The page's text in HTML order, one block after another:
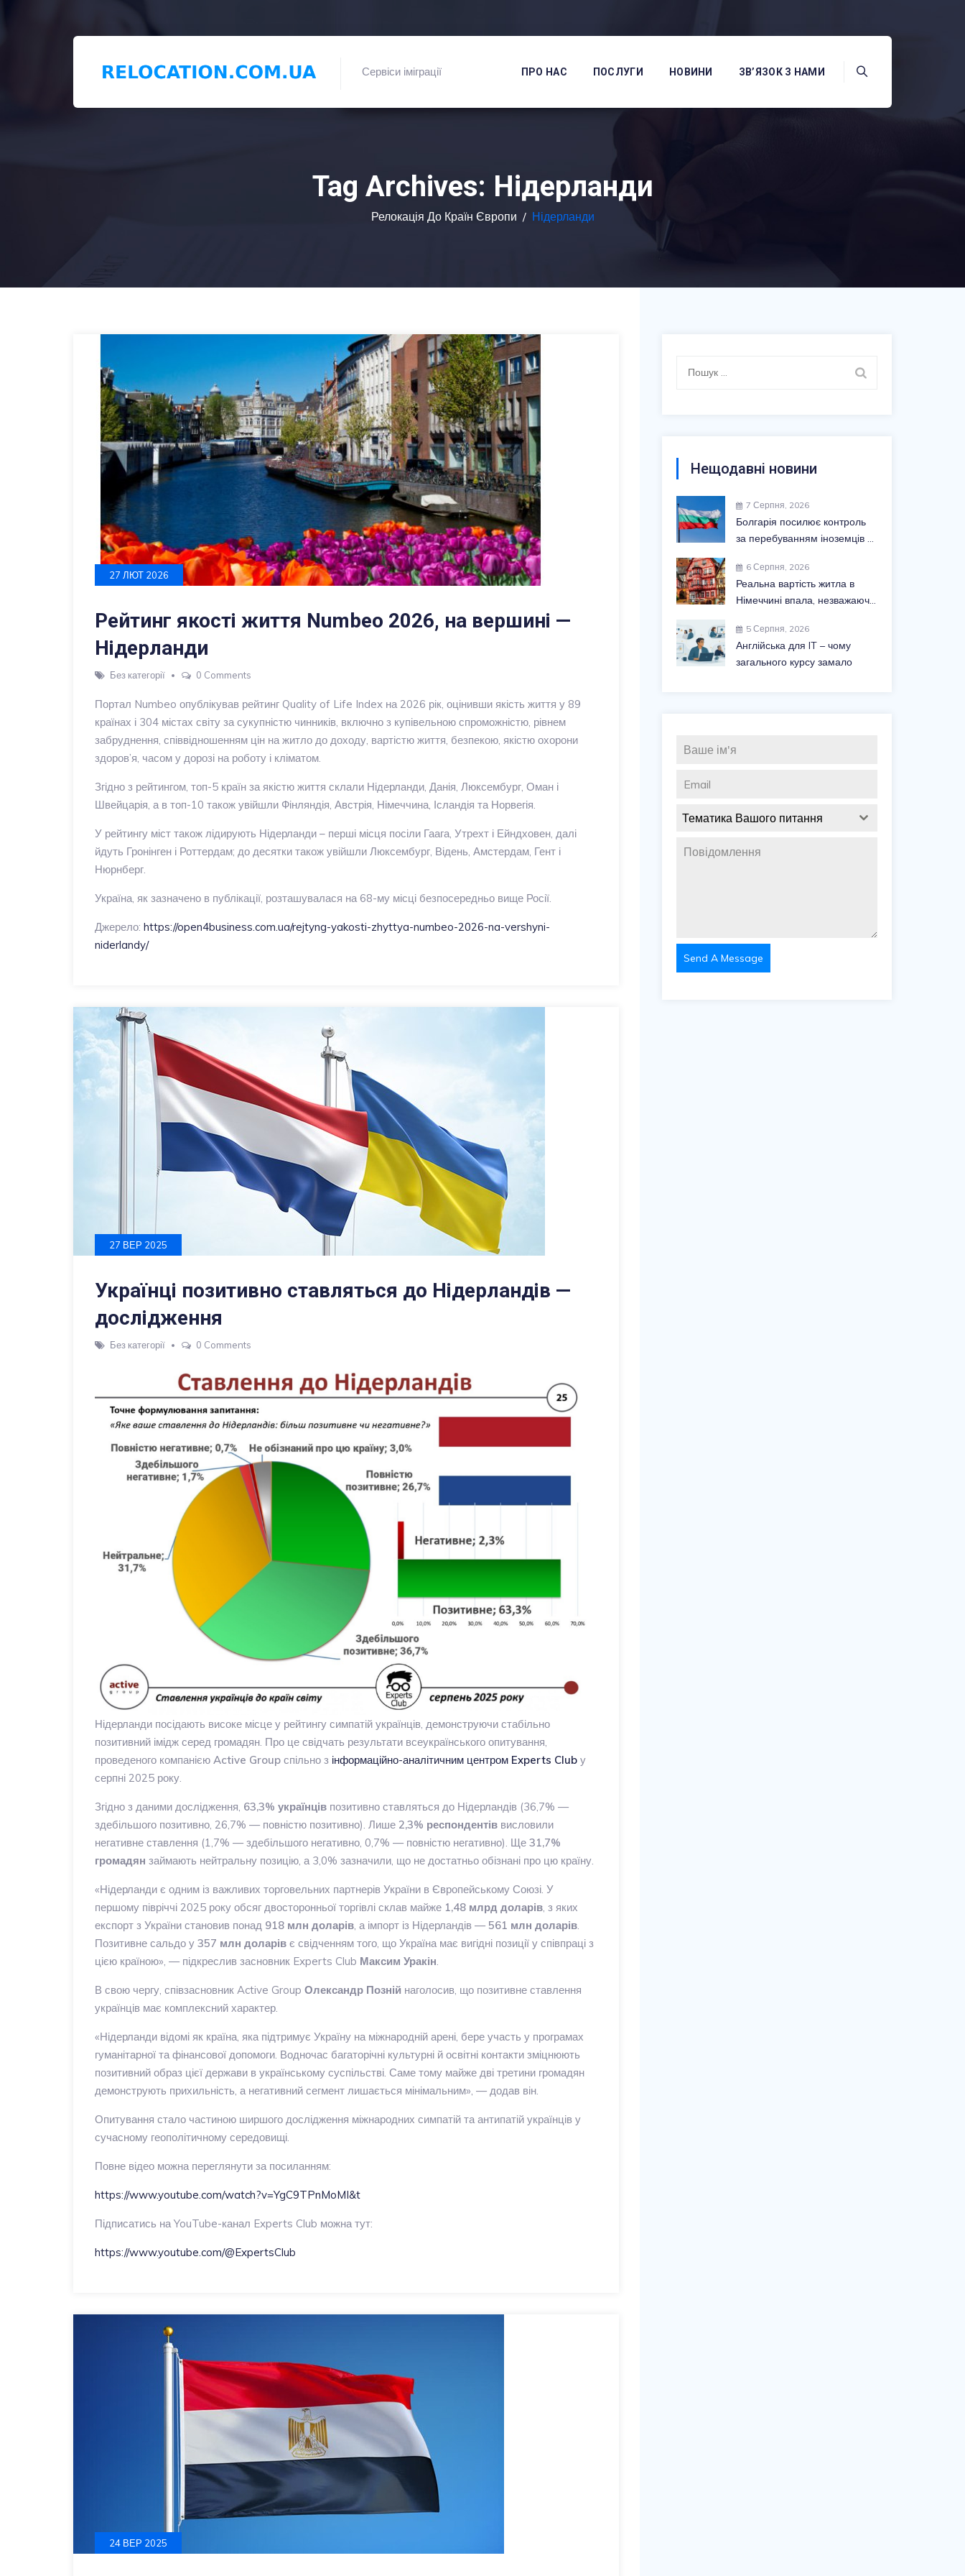
Сервіси іміграції ПРО НАС ПОСЛУГИ НОВИНИ ЗВ’ЯЗОК З НАМИ
Tag Archives: Нідерланди
Релокація До Країн Європи / Нідерланди
27 ЛЮТ 2026
Рейтинг якості життя Numbeo 2026, на вершині —
Нідерланди
Без категорії 0 Comments
Портал Numbeo опублікував рейтинг Quality of Life Index на 2026 рік, оцінивши якість життя у 89
країнах і 304 містах світу за сукупністю чинників, включно з купівельною спроможністю, рівнем
забруднення, співвідношенням цін на житло до доходу, вартістю життя, безпекою, якістю охорони
здоров’я, часом у дорозі на роботу і кліматом.
Згідно з рейтингом, топ-5 країн за якістю життя склали Нідерланди, Данія, Люксембург, Оман і
Швейцарія, а в топ-10 також увійшли Фінляндія, Австрія, Німеччина, Ісландія та Норвегія.
У рейтингу міст також лідирують Нідерланди – перші місця посіли Гаага, Утрехт і Ейндховен, далі
йдуть Гронінген і Роттердам; до десятки також увійшли Люксембург, Відень, Амстердам, Гент і
Нюрнберг.
Україна, як зазначено в публікації, розташувалася на 68-му місці безпосередньо вище Росії.
Джерело: https://open4business.com.ua/rejtyng-yakosti-zhyttya-numbeo-2026-na-vershyni-
niderlandy/
27 ВЕР 2025
Українці позитивно ставляться до Нідерландів —
дослідження
Без категорії 0 Comments
Нідерланди посідають високе місце у рейтингу симпатій українців, демонструючи стабільно
позитивний імідж серед громадян. Про це свідчать результати всеукраїнського опитування,
проведеного компанією Active Group спільно з інформаційно-аналітичним центром Experts Club у
серпні 2025 року.
Згідно з даними дослідження, 63,3% українців позитивно ставляться до Нідерландів (36,7% —
здебільшого позитивно, 26,7% — повністю позитивно). Лише 2,3% респондентів висловили
негативне ставлення (1,7% — здебільшого негативно, 0,7% — повністю негативно). Ще 31,7%
громадян займають нейтральну позицію, а 3,0% зазначили, що не достатньо обізнані про цю країну.
«Нідерланди є одним із важливих торговельних партнерів України в Європейському Союзі. У
першому півріччі 2025 року обсяг двосторонньої торгівлі склав майже 1,48 млрд доларів , з яких
експорт з України становив понад 918 млн доларів , а імпорт із Нідерландів — 561 млн доларів
Позитивне сальдо у 357 млн доларів є свідченням того, що Україна має вигідні позиції у співпраці з
цією країною», — підкреслив засновник Experts Club Максим Уракін
В свою чергу, співзасновник Active Group Олександр Позній наголосив, що позитивне ставлення
українців має комплексний характер.
«Нідерланди відомі як країна, яка підтримує Україну на міжнародній арені, бере участь у програмах
гуманітарної та фінансової допомоги. Водночас багаторічні культурні й освітні контакти зміцнюють
позитивний образ цієї держави в українському суспільстві. Саме тому майже дві третини громадян
демонструють прихильність, а негативний сегмент лишається мінімальним», — додав він.
Опитування стало частиною ширшого дослідження міжнародних симпатій та антипатій українців у
сучасному геополітичному середовищі.
Повне відео можна переглянути за посиланням:
https://www.youtube.com/watch?v=YgC9TPnMoMI&t
Підписатись на YouTube-канал Experts Club можна тут:
https://www.youtube.com/@ExpertsClub
24 ВЕР 2025
Нещодавні новини
7 Серпня, 2026
Болгарія посилює контроль
за перебуванням іноземців у
6 Серпня, 2026
Реальна вартість житла в
Німеччині впала, незважаючи
5 Серпня, 2026
Англійська для IT – чому
загального курсу замало
Тематика Вашого питання
Send A Message